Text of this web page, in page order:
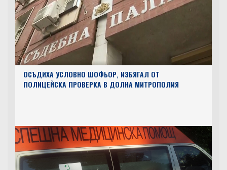
ПОЛИЦЕЙСКА ПРОВЕРКА В ДОЛНА МИТРОПОЛИЯ